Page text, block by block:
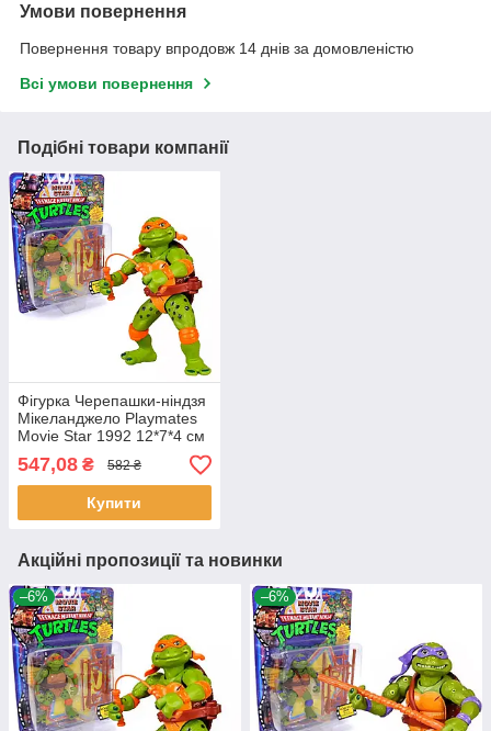
Умови повернення
Повернення товару впродовж 14 днів за домовленістю
Всі умови повернення
Подібні товари компанії
Фігурка Черепашки-ніндзя
Мікеланджело Playmates
Movie Star 1992 12*7*4 см
(81333)
547,08 ₴ 582 ₴
Купити
Акційні пропозиції та новинки
–6% –6%